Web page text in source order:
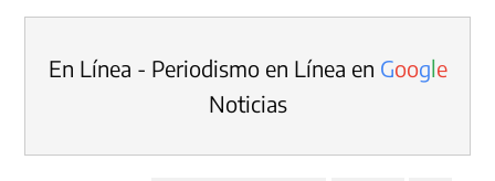
En Línea - Periodismo en Línea en Google
Noticias